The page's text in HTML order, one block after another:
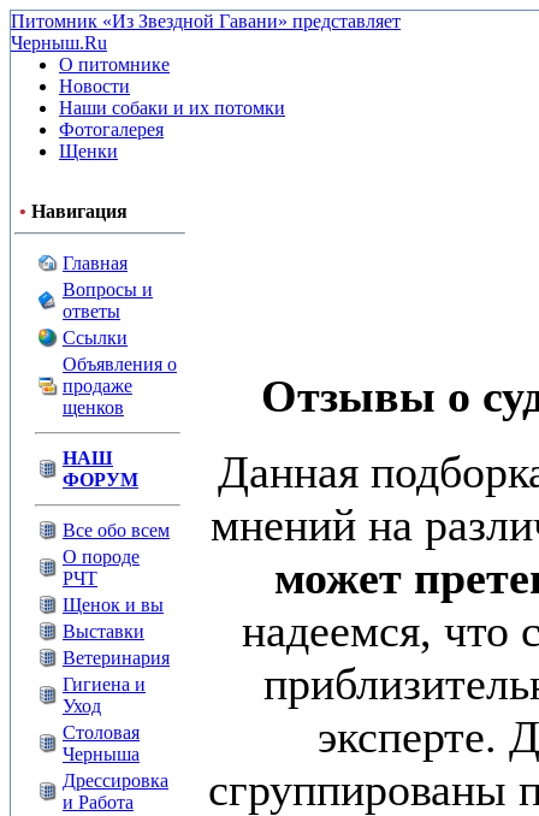
Питомник «Из Звездной Гавани» представляет
Черныш.Ru
О питомнике
Новости
Наши собаки и их потомки
Фотогалерея
Щенки
• Навигация
Главная
Вопросы и
ответы
Ссылки
Объявления о
продаже
щенков
НАШ
ФОРУМ
Все обо всем
О породе
РЧТ
Щенок и вы
Выставки
Ветеринария
Гигиена и
Уход
Столовая
Черныша
Дрессировка
и Работа
Отзывы о
Данная
мнений на
может
надеемся, что
эксперте.
сгруппированы